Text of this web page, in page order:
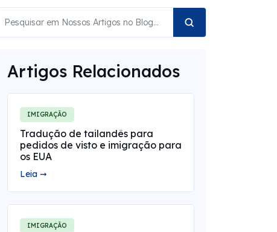
Artigos Relacionados
IMIGRAÇÃO
Tradução de tailandês para
pedidos de visto e imigração para
os EUA
Leia ➞
IMIGRAÇÃO